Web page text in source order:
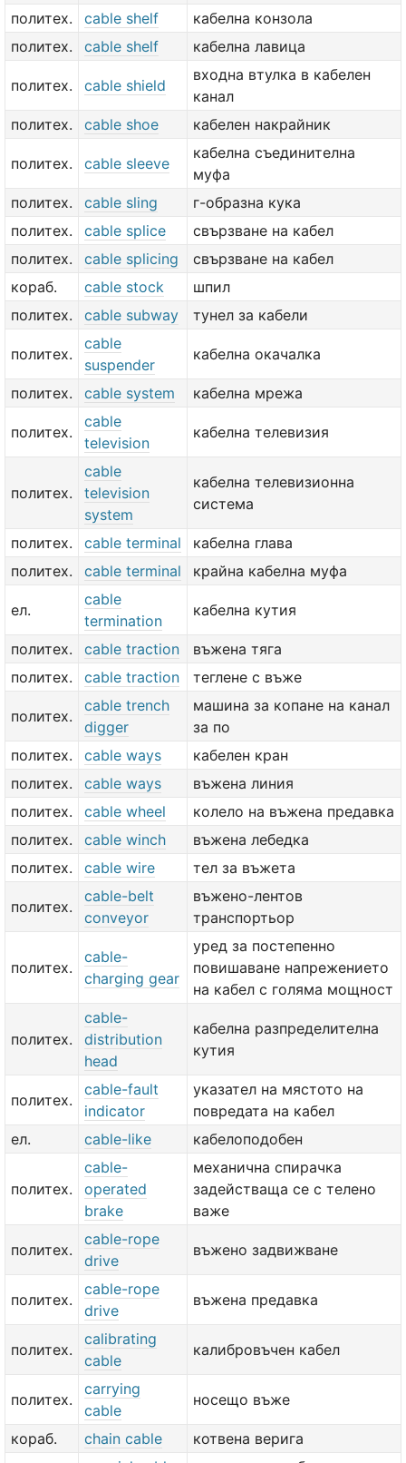
политех. cable shelf
кабелна конзола
политех.
cable shelf кабелна лавица
политех. cable shield
входна втулка в кабелен
канал
политех.
cable shoe кабелен накрайник
политех. cable sleeve
кабелна съединителна
муфа
политех.
cable sling
г-образна кука
политех.
cable splice
свързване на кабел
политех.
cable splicing
свързване на кабел
кораб.
cable stock
шпил
политех.
cable subway тунел за кабели
политех.
cable
suspender
кабелна окачалка
политех. cable system кабелна мрежа
политех.
cable
television
кабелна телевизия
политех.
cable
television
system
кабелна телевизионна
система
политех. cable terminal
кабелна глава
политех.
cable terminal крайна кабелна муфа
ел.
cable
termination
кабелна кутия
политех. cable traction
въжена тяга
политех.
cable traction теглене с въже
политех.
cable trench
digger
машина за копане на канал
за по
политех.
cable ways
кабелен кран
политех.
cable ways
въжена линия
политех.
cable wheel
колело на въжена предавка
политех.
cable winch
въжена лебедка
политех.
cable wire тел за въжета
политех.
cable-belt
conveyor
въжено-лентов
транспортьор
политех.
cable-
charging gear
уред за постепенно
повишаване напрежението
на кабел с голяма мощност
политех.
cable-
distribution
head
кабелна разпределителна
кутия
политех.
cable-fault
indicator
указател на мястото на
повредата на кабел
ел.
cable-like кабелоподобен
политех.
cable-
operated
brake
механична спирачка
задействаща се с телено
важе
политех.
cable-rope
drive
въжено задвижване
политех.
cable-rope
drive
въжена предавка
политех.
calibrating
cable
калибровъчен кабел
политех.
carrying
cable
носещо въже
кораб. chain cable
котвена верига